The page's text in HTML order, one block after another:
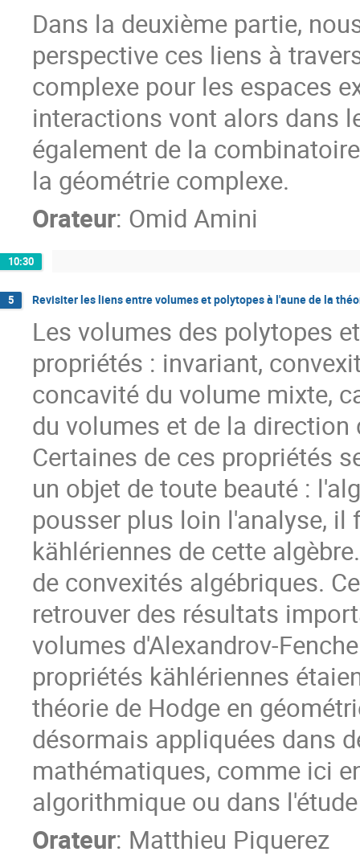
Dans la deuxième partie,
perspective ces liens à
complexe pour les espaces
interactions vont alors dans
également de la
la géométrie complexe.
Orateur: Omid Amini
10:30
5 Revisiter les liens entre volumes et polytopes à l'aune de la
Les volumes des polytopes
propriétés : invariant,
concavité du volume mixte,
du volumes et de la direction
Certaines de ces propriétés
un objet de toute beauté :
pousser plus loin l'analyse,
kählériennes de cette
de convexités algébriques.
retrouver des résultats
volumes d'Alexandrov-
propriétés kählériennes
théorie de Hodge en
désormais appliquées dans
mathématiques, comme ici
algorithmique ou dans
Orateur: Matthieu Piquerez